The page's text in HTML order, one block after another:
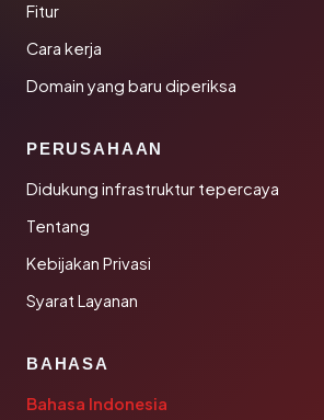
Fitur
Cara kerja
Domain yang baru diperiksa
PERUSAHAAN
Didukung infrastruktur tepercaya
Tentang
Kebijakan Privasi
Syarat Layanan
BAHASA
Bahasa Indonesia